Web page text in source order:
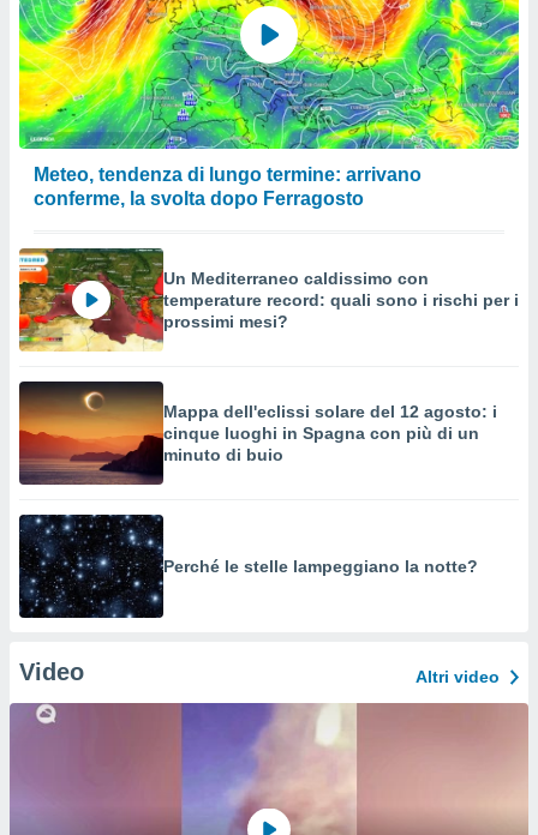
Meteo, tendenza di lungo termine: arrivano
conferme, la svolta dopo Ferragosto
Un Mediterraneo caldissimo con
temperature record: quali sono i rischi per i
prossimi mesi?
Mappa dell'eclissi solare del 12 agosto: i
cinque luoghi in Spagna con più di un
minuto di buio
Perché le stelle lampeggiano la notte?
Video Altri video